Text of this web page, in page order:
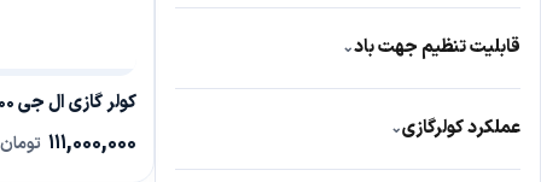
دارد 23
HI-NANO
قابلیت تنظیم جهت باد⌄
دارد 25
چپ و راست
عملکرد کولرگازی⌄
سرد و گرم 68
کولر گازی ال جی 24000 IQA
111,000,000 تومان